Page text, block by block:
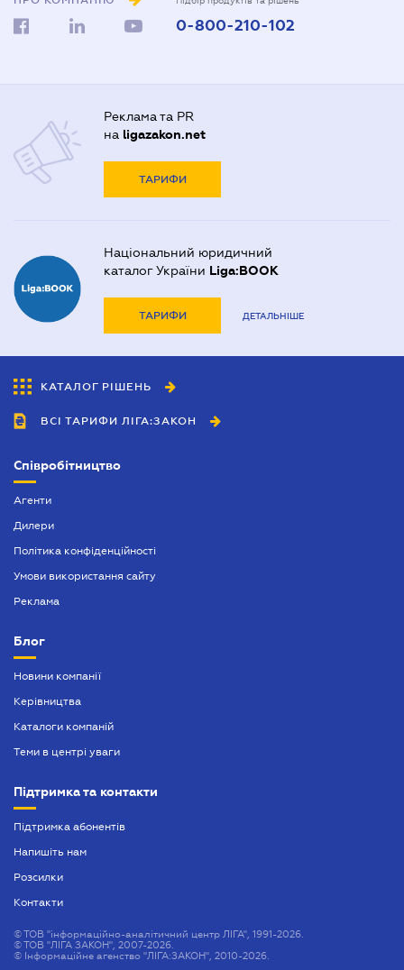
0-800-210-102
Реклама та PR
на ligazakon.net
ТАРИФИ
Національний юридичний
каталог України Liga:BOOK
ТАРИФИ ДЕТАЛЬНІШЕ
КАТАЛОГ РІШЕНЬ
ВСІ ТАРИФИ ЛІГА:ЗАКОН
Співробітництво
Агенти
Дилери
Політика конфіденційності
Умови використання сайту
Реклама
Блог
Новини компанії
Керівництва
Каталоги компаній
Теми в центрі уваги
Підтримка та контакти
Підтримка абонентів
Напишіть нам
Розсилки
Контакти
©ТОВ "інформаційно-аналітичний центр ЛІГА", 1991-2026.
©ТОВ "ЛІГА ЗАКОН", 2007-2026.
© Інформаційне агенство "ЛІГА:ЗАКОН", 2010-2026.